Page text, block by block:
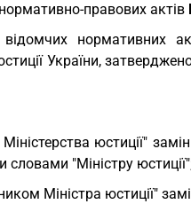
правових актів
нормативних
України,
юстиції"
словами "Міністру
Міністра юстиції"